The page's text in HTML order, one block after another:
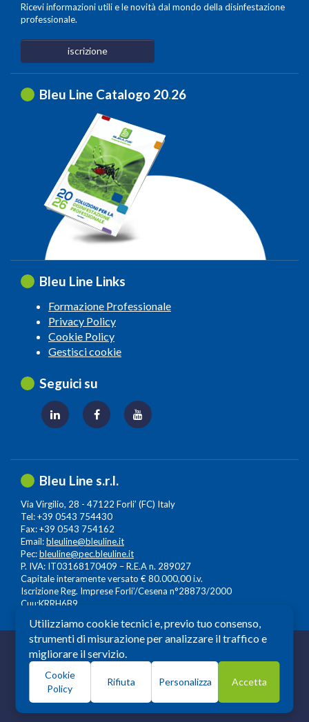
Ricevi informazioni utili e le novità dal mondo della disinfestazione
professionale.
iscrizione
Bleu Line Catalogo 20.26
Bleu Line Links
Formazione Professionale
Privacy Policy
Cookie Policy
Gestisci cookie
Seguici su
Bleu Line s.r.l.
Via Virgilio, 28 - 47122 Forli’ (FC) Italy
Tel: +39 0543 754430
Fax: +39 0543 754162
Email:bleuline@bleuline.it
Pec:bleuline@pec.bleuline.it
P. IVA: IT03168170409 – R.E.A n. 289027
Capitale interamente versato € 80.000,00 i.v.
Iscrizione Reg. Imprese Forli’/Cesena n°28873/2000
Cuu:KRRH6B9
© 2026 Copyright: Bleuline s.r.l. - All Rights Reserved
Società a Socio Unico soggetta alla Direzione e
Coordinamento diLeonardo Lifescience Group S.p.A.
Milano, Amedeo d'Aosta n. 13 20129 Milano. P.iva -
Utilizziamo cookie tecnici e, previo tuo consenso,
strumenti di misurazione per analizzare il traffico e
migliorare il servizio.
Cookie
Policy
Rifiuta Personalizza Accetta